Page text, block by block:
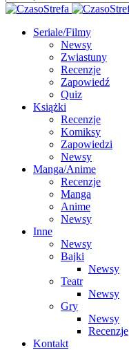
Seriale/Filmy
Newsy
Zwiastuny
Recenzje
Zapowiedź
Quiz
Książki
Recenzje
Komiksy
Zapowiedzi
Newsy
Manga/Anime
Recenzje
Manga
Anime
Newsy
Inne
Newsy
Bajki
Newsy
Teatr
Newsy
Gry
Newsy
Recenzje
Kontakt